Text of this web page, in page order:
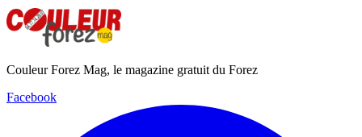
Couleur Forez Mag, le magazine gratuit du Forez
Facebook